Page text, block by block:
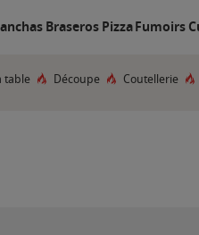
BraserosPizzaFumoirs
table Découpe Coutellerie